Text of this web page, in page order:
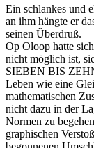
Ein schlankes und
an ihm hängte er
seinen Überdruß.
Op Oloop hatte
nicht möglich ist,
SIEBEN BIS
Leben wie eine
mathematischen
nicht dazu in der
Normen zu
graphischen